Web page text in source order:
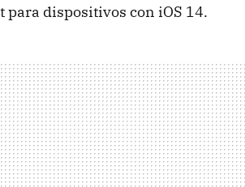
para dispositivos con iOS 14.